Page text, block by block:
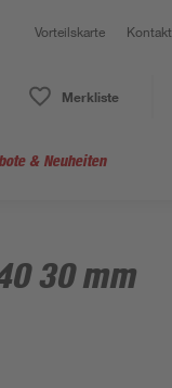
Vorteilskarte Kontakt
Merkliste
& Neuheiten
30 mm